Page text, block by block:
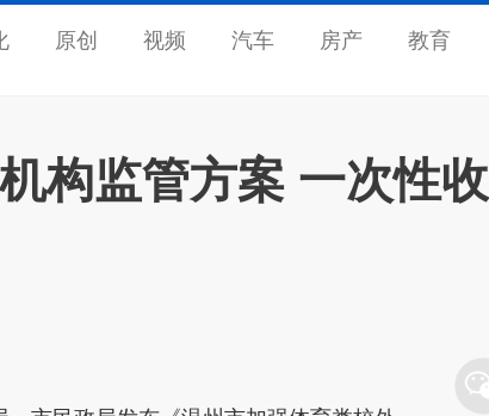
原创 视频 汽车 房产 教育
构监管方案 一次性收